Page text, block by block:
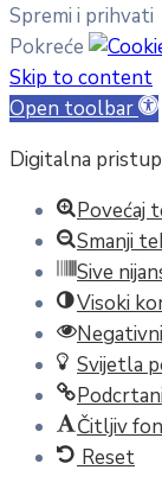
Spremi i prihvati
Pokreće
Skip to content
Open toolbar
Digitalna
Povećaj
Smanji
Sive
Visoki
Svijetla
Čitljiv
Reset